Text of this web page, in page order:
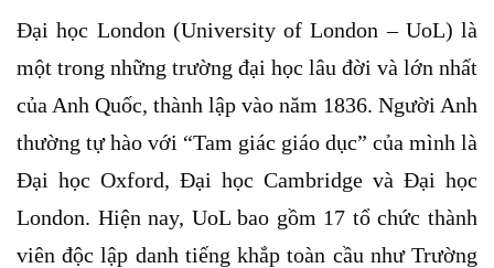
Đại học London (University of London – UoL) là
một trong những trường đại học lâu đời và lớn nhất
của Anh Quốc, thành lập vào năm 1836. Người Anh
thường tự hào với “Tam giác giáo dục” của mình là
Đại học Oxford, Đại học Cambridge và Đại học
London. Hiện nay, UoL bao gồm 17 tổ chức thành
viên độc lập danh tiếng khắp toàn cầu như Trường